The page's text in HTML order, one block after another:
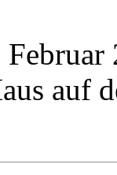
Februar
auf